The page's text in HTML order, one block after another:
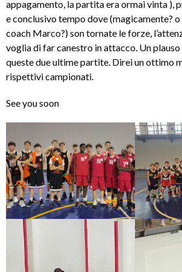
appagamento, la partita era ormai vinta ),
e conclusivo tempo dove (magicamente? o
coach Marco?) son tornate le forze,
voglia di far canestro in attacco. Un
queste due ultime partite. Direi un ottimo
rispettivi campionati.
See you soon